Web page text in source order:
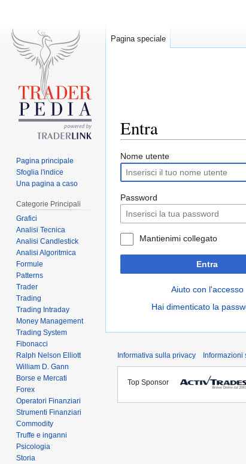
Entra
Jump
to
navigation
Jump
to
search
Nome utente
Password
Mantienimi collegato
Entra
Aiuto con l'accesso
Hai dimenticato la
Pagina speciale
Pagina principale
Sfoglia l'indice
Una pagina a caso
Categorie Principali
Grafici
Analisi Tecnica
Analisi Candlestick
Analisi Algoritmica
Formule
Patterns
Trader
Trading
Trading Intraday
Money Management
Trading System
Fibonacci
Ralph Nelson Elliott
William D. Gann
Borse e Mercati
Forex
Operatori Finanziari
Strumenti Finanziari
Commodity
Truffe e inganni
Psicologia
Storia
Informativa sulla privacy
Top Sponsor